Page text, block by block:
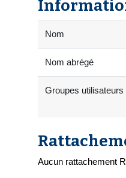
Nom
Nom abrégé
Groupes utilisateurs
Aucun rattachement